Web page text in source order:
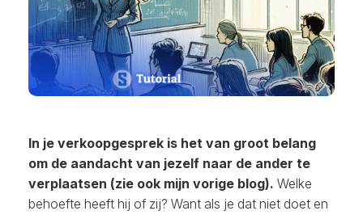
In je verkoopgesprek is het van groot belang
om de aandacht van jezelf naar de ander te
verplaatsen (zie ook mijn vorige blog). Welke
behoefte heeft hij of zij? Want als je dat niet doet en